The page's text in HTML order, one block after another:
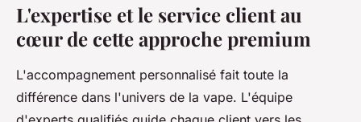
L'expertise et le service client au
cœur de cette approche premium
L'accompagnement personnalisé fait toute la
différence dans l'univers de la vape. L'équipe